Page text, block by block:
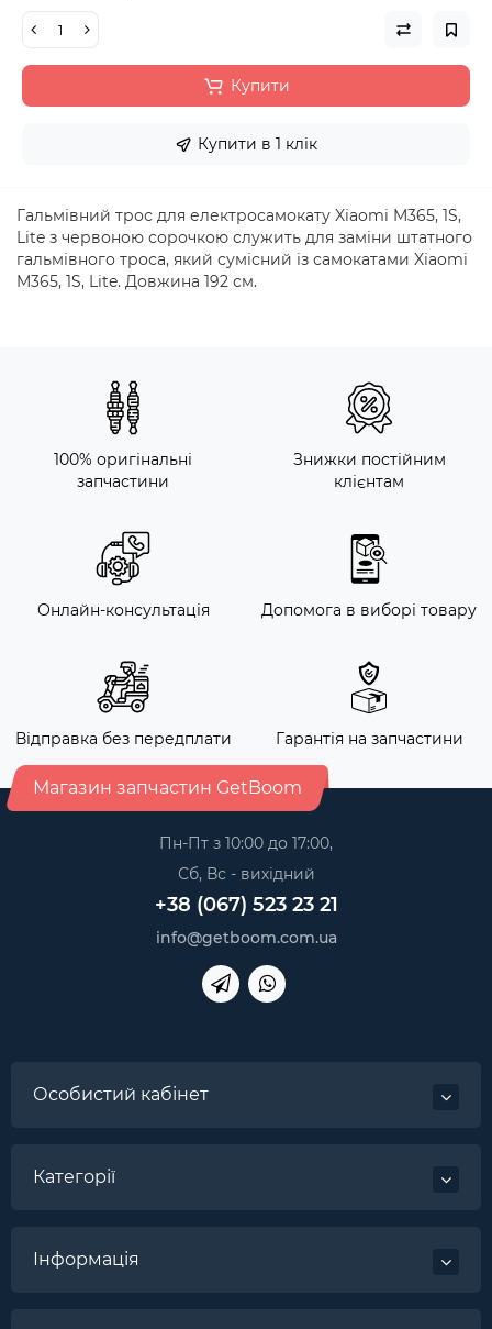
Купити
Купити в 1 клік
Гальмівний трос для електросамокату Xiaomi M365, 1S,
Lite з червоною сорочкою служить для заміни штатного
гальмівного троса, який сумісний із самокатами Xiaomi
M365, 1S, Lite. Довжина 192 см.
100% оригінальні
запчастини
Знижки постійним
клієнтам
Онлайн-консультація Допомога в виборі товару
Відправка без передплати Гарантія на запчастини
Магазин запчастин GetBoom
Пн-Пт з 10:00 до 17:00,
Сб, Вс - вихідний
+38 (067) 523 23 21
info@getboom.com.ua
Особистий кабінет
Категорії
Інформація